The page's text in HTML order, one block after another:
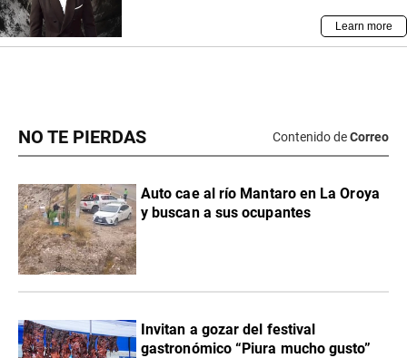
NO TE PIERDAS Contenido deCorreo
Auto cae al río Mantaro en La Oroya
y buscan a sus ocupantes
Invitan a gozar del festival
gastronómico “Piura mucho gusto”